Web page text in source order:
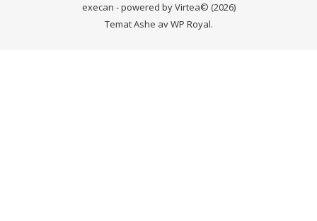
execan - powered byVirtea© (2026)
Temat Ashe avWP Royal.